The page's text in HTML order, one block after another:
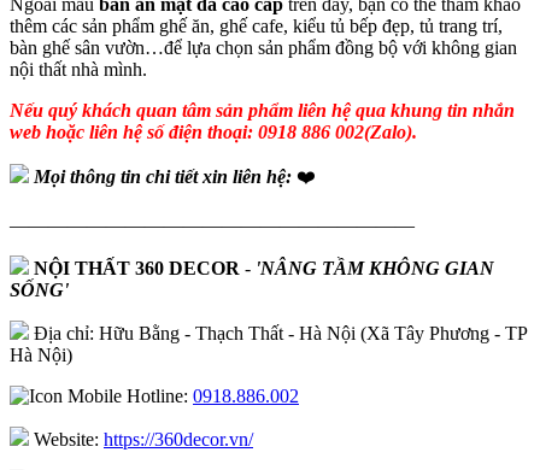
thêm các sản phẩm ghế ăn, ghế cafe, kiểu tủ bếp đẹp, tủ trang trí,
bàn ghế sân vườn…để lựa chọn sản phẩm đồng bộ với không gian
nội thất nhà mình.
Nếu quý khách quan tâm sản phẩm liên hệ qua khung tin nhắn
web hoặc liên hệ số điện thoại: 0918 886 002(Zalo).
Mọi thông tin chi tiết xin liên hệ: ❤️
—————————————————————
NỘI THẤT 360 DECOR - 'NÂNG TẦM KHÔNG GIAN
SỐNG'
Địa chỉ: Hữu Bằng - Thạch Thất - Hà Nội (Xã Tây Phương - TP
Hà Nội)
Hotline: 0918.886.002
Website: https://360decor.vn/